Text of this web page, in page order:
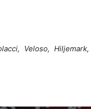
Veloso,